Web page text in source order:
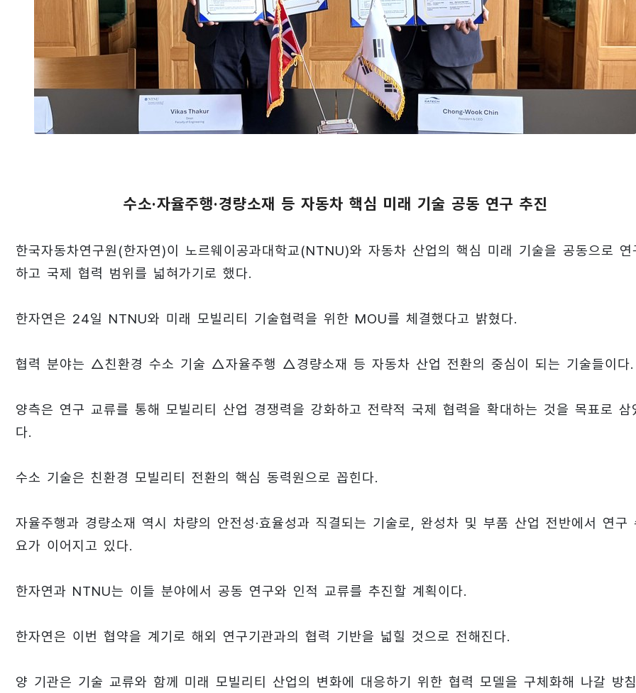
수소·자율주행·경량소재 등 자동차 핵심 미래 기술 공동 연구 추진
한국자동차연구원(한자연)이 노르웨이공과대학교(NTNU)와 자동차 산업의 핵심 미래 기술을 공동으로 연
하고 국제 협력 범위를 넓혀가기로 했다.
한자연은 24일 NTNU와 미래 모빌리티 기술협력을 위한 MOU를 체결했다고 밝혔다.
협력 분야는 △친환경 수소 기술 △자율주행 △경량소재 등 자동차 산업 전환의 중심이 되는 기술들이다.
양측은 연구 교류를 통해 모빌리티 산업 경쟁력을 강화하고 전략적 국제 협력을 확대하는 것을 목표로 삼
다.
수소 기술은 친환경 모빌리티 전환의 핵심 동력원으로 꼽힌다.
자율주행과 경량소재 역시 차량의 안전성·효율성과 직결되는 기술로, 완성차 및 부품 산업 전반에서 연구
요가 이어지고 있다.
한자연과 NTNU는 이들 분야에서 공동 연구와 인적 교류를 추진할 계획이다.
한자연은 이번 협약을 계기로 해외 연구기관과의 협력 기반을 넓힐 것으로 전해진다.
양 기관은 기술 교류와 함께 미래 모빌리티 산업의 변화에 대응하기 위한 협력 모델을 구체화해 나갈 방